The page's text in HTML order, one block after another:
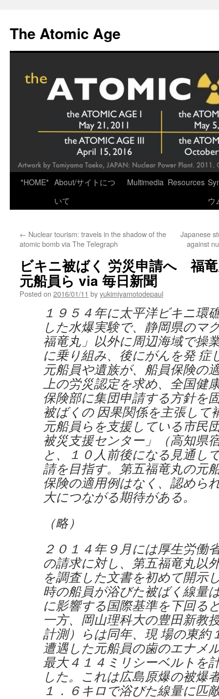
content
The Atomic Age
*HOME* About/サイトにつ
いて
Multimedia Resources
ウ
← Nuclear tourism: travels in the shadow of the
atomic bomb via The Telegraph
Japanese
against
ビキニ被ばく 労災申請へ 福
元船員ら via 毎日新聞
Posted on 2016/01/11 byyukimiyamotodepaul
１９５４年に太平洋ビキニ環
した水爆実験で、静岡県のマ
福竜丸」以外に周辺海域で操
に乗り組み、後にがんを発 症
元船員や遺族が、船員保険の
上の労災認定を求め、全国健
保険部に集団申請する方針を
被ばくの 因果関係を主張して
元船員らを支援している市民
被災支援センター」（高知県
と、１０人前後になる見通し
請を目指す。第五福竜丸の元
保険の適用例はなく、認めら
大につながる期待がある。
（略）
２０１４年９月には厚生労働
の請求に対し、第五福竜丸以
を調査した文書を初めて開示
時の船員が浴びた被ばく線量
に影響する国際基準を下回る
一方、岡山理科大の豊田新教
計測）らは同年、現 場の東約
遭遇した元船員の歯のエナメ
最大４１４ミリシーベルトを
した。これは広島原爆の被爆
１．６キロで浴びた線量に匹